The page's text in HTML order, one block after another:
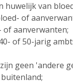
huwelijk van
of
of aanverwanten;
of 50-jarig
geen 'andere